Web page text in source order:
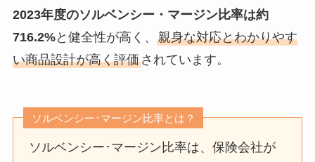
2023年度のソルベンシー・マージン比率は約
716.2%と健全性が高く、 親身な対応とわかりやす
い商品設計が高く評価されています。
ソルベンシー･マージン比率とは？
ソルベンシー･マージン比率は、保険会社が